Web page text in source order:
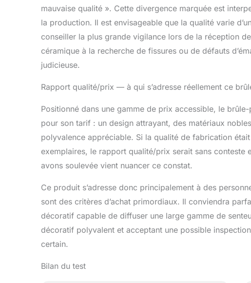
mauvaise qualité ». Cette divergence marquée est
la production. Il est envisageable que la qualité varie
conseiller la plus grande vigilance lors de la réception
céramique à la recherche de fissures ou de défauts
judicieuse.
Rapport qualité/prix — à qui s’adresse réellement ce
Positionné dans une gamme de prix accessible, le
pour son tarif : un design attrayant, des matériaux
polyvalence appréciable. Si la qualité de fabrication
exemplaires, le rapport qualité/prix serait sans conteste
avons soulevée vient nuancer ce constat.
Ce produit s’adresse donc principalement à des
sont des critères d’achat primordiaux. Il conviendra
décoratif capable de diffuser une large gamme de
décoratif polyvalent et acceptant une possible
certain.
Bilan du test